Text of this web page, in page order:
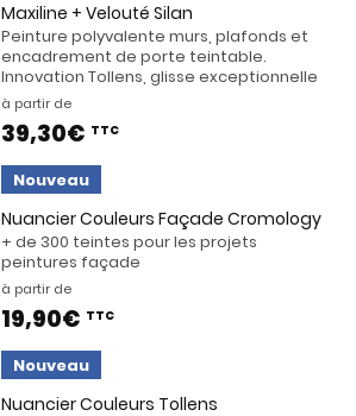
Maxiline + Velouté Silan
Peinture polyvalente murs, plafonds et
encadrement de porte teintable.
Innovation Tollens, glisse exceptionnelle
à partir de
39,30€ TTC
Nouveau
Nuancier Couleurs Façade Cromology
+ de 300 teintes pour les projets
peintures façade
à partir de
19,90€ TTC
Nouveau
Nuancier Couleurs Tollens